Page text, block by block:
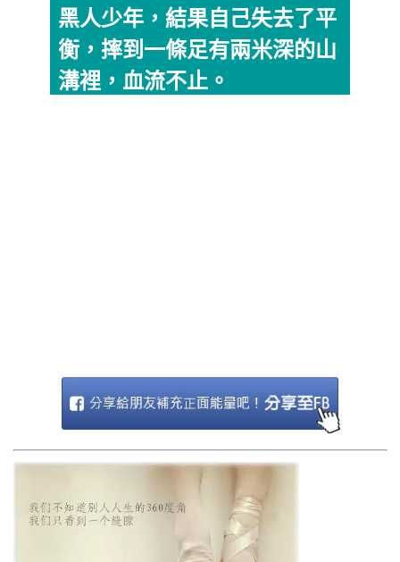
黑人少年，結果自己失去了平
衡，摔到一條足有兩米深的山
溝裡，血流不止。